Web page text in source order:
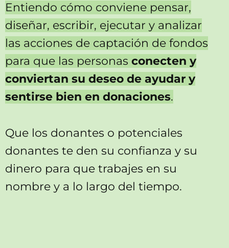
Entiendo cómo conviene pensar,
diseñar, escribir, ejecutar y analizar
las acciones de captación de fondos
para que las personas conecten y
conviertan su deseo de ayudar y
sentirse bien en donaciones.
Que los donantes o potenciales
donantes te den su confianza y su
dinero para que trabajes en su
nombre y a lo largo del tiempo.